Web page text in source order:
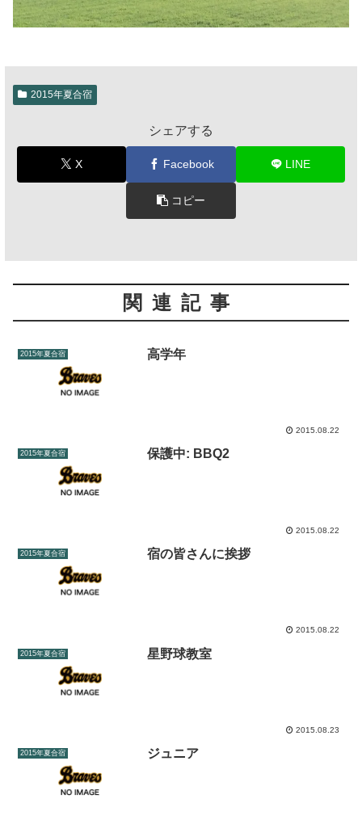
2015年夏合宿
シェアする
X Facebook LINE
コピー
関連記事
2015年夏合宿 高学年
2015.08.22
2015年夏合宿 保護中: BBQ2
2015.08.22
2015年夏合宿 宿の皆さんに挨拶
2015.08.22
2015年夏合宿 星野球教室
2015.08.23
2015年夏合宿 ジュニア